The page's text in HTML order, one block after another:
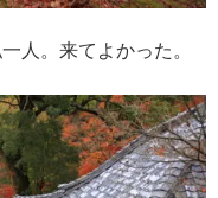
人。来てよかった。